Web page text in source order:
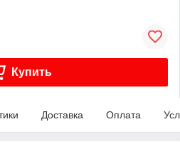
Купить
Доставка Оплата